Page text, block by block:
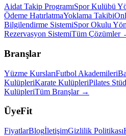
Aidat Takip ProgramıSpor Kulübü
Ödeme HatırlatmaYoklama Takibi
Bilgilendirme SistemiSpor Okulu
Rezervasyon SistemiTüm Çözümler
Branşlar
Yüzme KurslarıFutbol Akademileri
KulüpleriKarate KulüpleriPilates
KulüpleriTüm Branşlar →
ÜyeFit
FiyatlarBlogİletişimGizlilik Politikası